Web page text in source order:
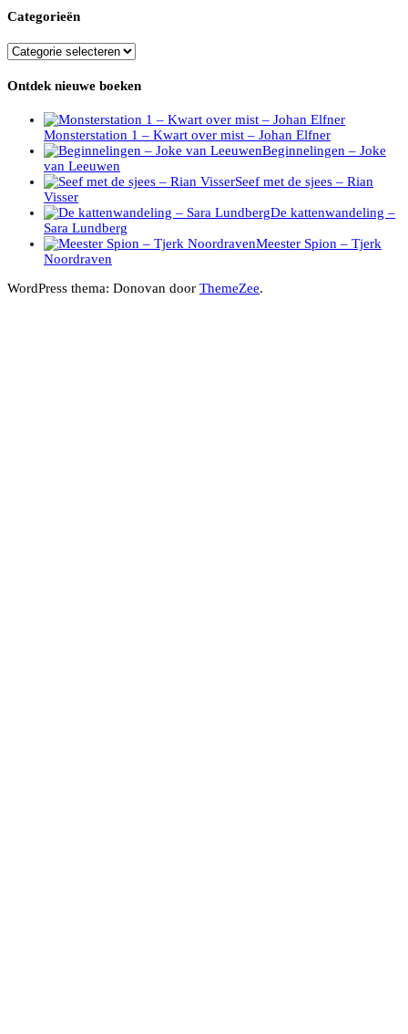
Categorieën
Categorieën
Ontdek nieuwe boeken
Monsterstation 1 – Kwart over mist – Johan Elfner
Beginnelingen – Joke
van Leeuwen
Seef met de sjees – Rian
Visser
De kattenwandeling –
Sara Lundberg
Meester Spion – Tjerk
Noordraven
WordPress thema: Donovan door ThemeZee.